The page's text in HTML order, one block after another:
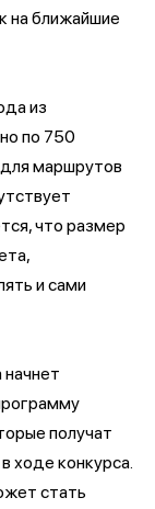
на ближайшие
из
по 750
маршрутов
что размер
и сами
получат
ходе конкурса.
стать